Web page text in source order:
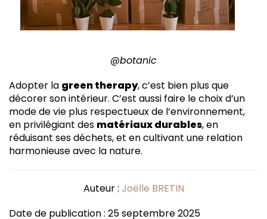
@botanic
Adopter la green therapy, c’est bien plus que
décorer son intérieur. C’est aussi faire le choix d’un
mode de vie plus respectueux de l’environnement,
en privilégiant des matériaux durables, en
réduisant ses déchets, et en cultivant une relation
harmonieuse avec la nature.
Auteur : Joëlle BRETIN
Date de publication : 25 septembre 2025